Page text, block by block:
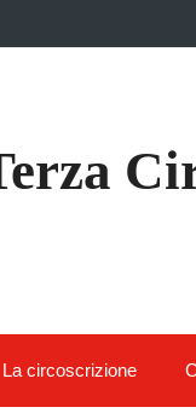
La circoscrizione